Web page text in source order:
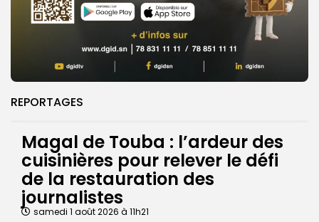
REPORTAGES
Magal de Touba : l’ardeur des
cuisinières pour relever le défi
de la restauration des
journalistes
samedi 1 août 2026 à 11h21